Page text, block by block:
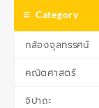
Category
กล้องจุลทรรศน์
คณิตศาสตร์
จิปาถะ